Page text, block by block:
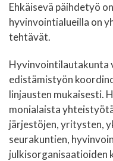
Ehkäisevä päihdetyö
hyvinvointialueilla on
tehtävät.
Hyvinvointilautakunta
edistämistyön
linjausten mukaisesti.
monialaista
järjestöjen, yritysten,
seurakuntien,
julkisorganisaatioiden